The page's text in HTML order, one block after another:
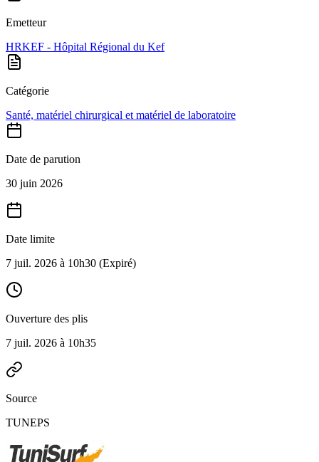
Emetteur
HRKEF - Hôpital Régional du Kef
Catégorie
Santé, matériel chirurgical et matériel de laboratoire
Date de parution
30 juin 2026
Date limite
7 juil. 2026 à 10h30 (Expiré)
Ouverture des plis
7 juil. 2026 à 10h35
Source
TUNEPS